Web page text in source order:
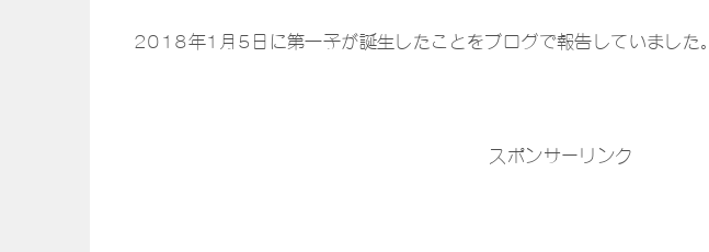
2018年1月5日に第一子が誕生したことをブログで報告していました。
スポンサーリンク